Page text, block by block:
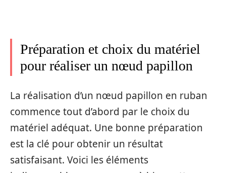
Préparation et choix du matériel
pour réaliser un nœud papillon
La réalisation d’un nœud papillon en ruban
commence tout d’abord par le choix du
matériel adéquat. Une bonne préparation
est la clé pour obtenir un résultat
satisfaisant. Voici les éléments